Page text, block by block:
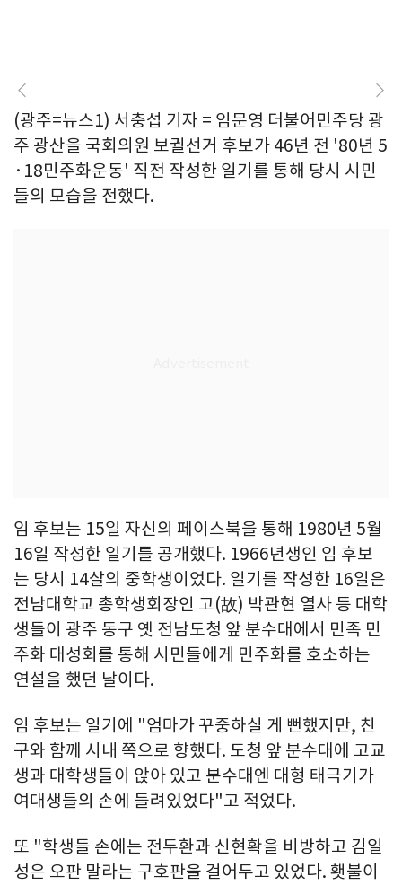
(광주=뉴스1) 서충섭 기자 = 임문영 더불어민주당 광
주 광산을 국회의원 보궐선거 후보가 46년 전 '80년 5
·18민주화운동' 직전 작성한 일기를 통해 당시 시민
들의 모습을 전했다.
임 후보는 15일 자신의 페이스북을 통해 1980년 5월
16일 작성한 일기를 공개했다. 1966년생인 임 후보
는 당시 14살의 중학생이었다. 일기를 작성한 16일은
전남대학교 총학생회장인 고(故) 박관현 열사 등 대학
생들이 광주 동구 옛 전남도청 앞 분수대에서 민족 민
주화 대성회를 통해 시민들에게 민주화를 호소하는
연설을 했던 날이다.
임 후보는 일기에 "엄마가 꾸중하실 게 뻔했지만, 친
구와 함께 시내 쪽으로 향했다. 도청 앞 분수대에 고교
생과 대학생들이 앉아 있고 분수대엔 대형 태극기가
여대생들의 손에 들려있었다"고 적었다.
또 "학생들 손에는 전두환과 신현확을 비방하고 김일
성은 오판 말라는 구호판을 걸어두고 있었다. 횃불이